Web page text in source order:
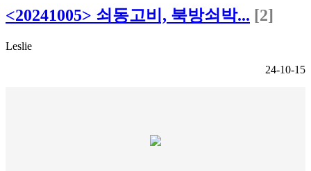
<20241005> 쇠동고비, 북방쇠박... [2]
Leslie
24-10-15